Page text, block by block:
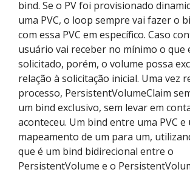
bind. Se o PV foi provisionado
uma PVC, o loop sempre vai fazer o
com essa PVC em específico. Caso
usuário vai receber no mínimo o que
solicitado, porém, o volume possa
relação à solicitação inicial. Uma vez
processo, PersistentVolumeClaim
um bind exclusivo, sem levar em
aconteceu. Um bind entre uma PVC e
mapeamento de um para um,
que é um bind bidirecional entre o
PersistentVolume e o